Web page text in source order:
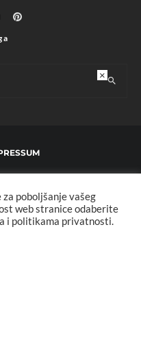
KONTAKT
prava zadržana. Developed by:
poboljšanje vašeg
web stranice odaberite
i politikama privatnosti.
×